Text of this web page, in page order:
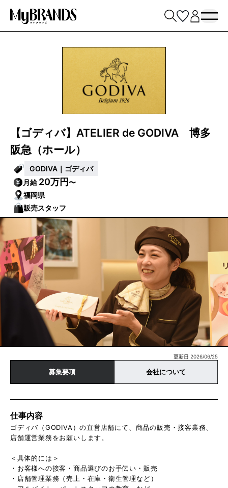
【ゴディバ】ATELIER de GODIVA 博多
阪急（ホール）
GODIVA｜ゴディバ
月給20万円〜
福岡県
販売スタッフ
更新日 2026/06/25
募集要項 会社について
仕事内容
ゴディバ（GODIVA）の直営店舗にて、商品の販売・接客業務、
店舗運営業務をお願いします。
＜具体的には＞
・お客様への接客・商品選びのお手伝い・販売
・店舗管理業務（売上・在庫・衛生管理など）